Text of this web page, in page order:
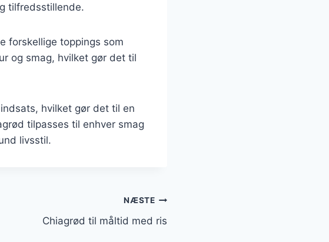
tilfredsstillende.
forskellige toppings som
og smag, hvilket gør det til
hvilket gør det til en
tilpasses til enhver smag
livsstil.
NÆSTE
Chiagrød til måltid med ris